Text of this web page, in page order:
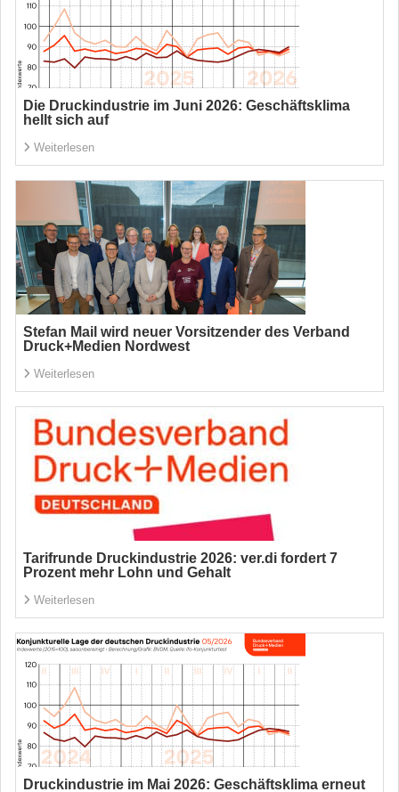
Die Druckindustrie im Juni 2026: Geschäftsklima
hellt sich auf
Weiterlesen
Stefan Mail wird neuer Vorsitzender des Verband
Druck+Medien Nordwest
Weiterlesen
Tarifrunde Druckindustrie 2026: ver.di fordert 7
Prozent mehr Lohn und Gehalt
Weiterlesen
Druckindustrie im Mai 2026: Geschäftsklima erneut